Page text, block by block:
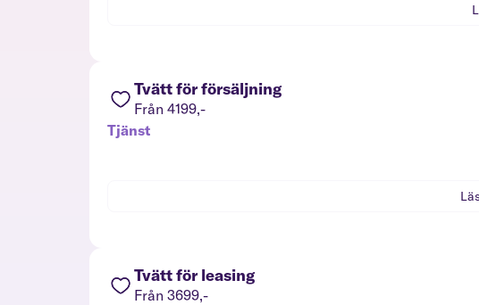
Tvätt för försäljning
Från 4199,-
Tjänst
Tvätt för leasing
Från 3699,-